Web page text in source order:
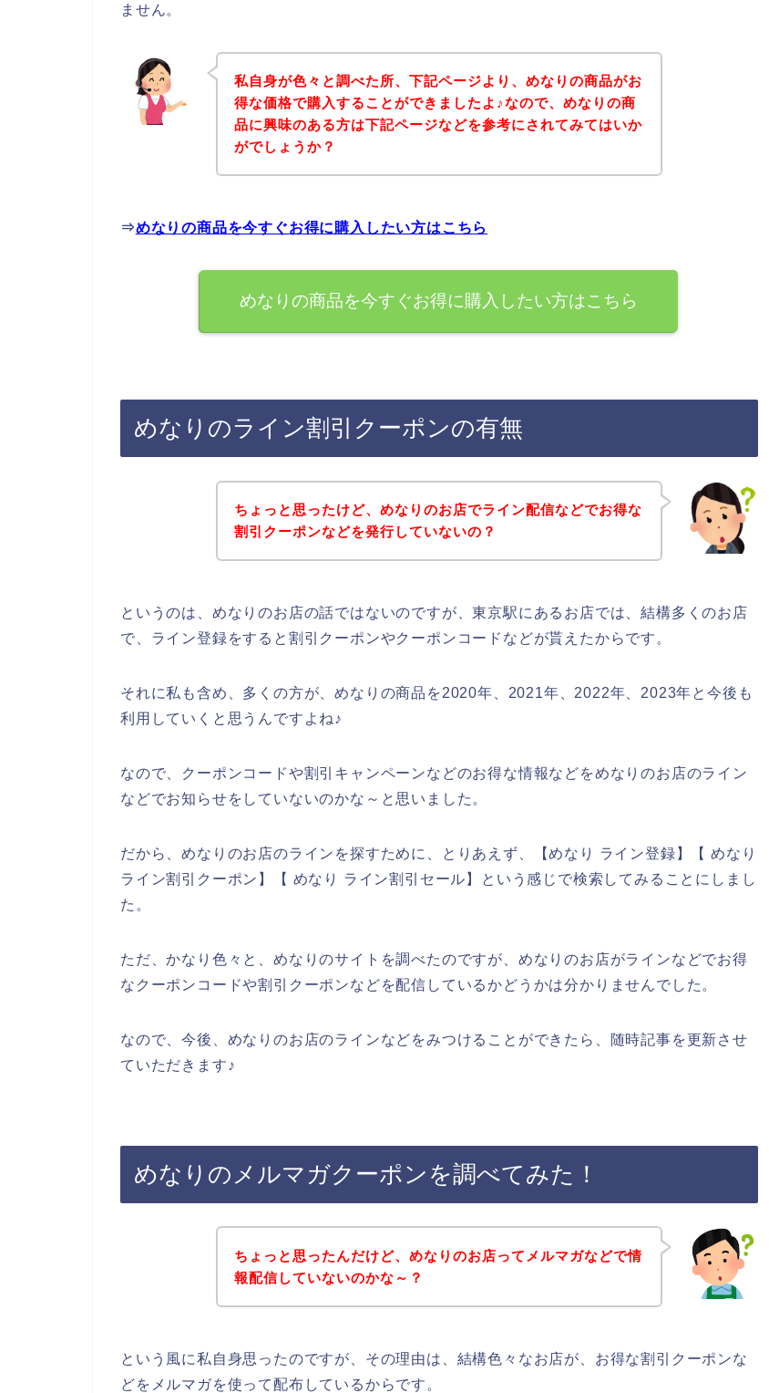
ません。
私自身が色々と調べた所、下記ページより、めなりの商品がお
得な価格で購入することができましたよ♪なので、めなりの商
品に興味のある方は下記ページなどを参考にされてみてはいか
がでしょうか？
⇒めなりの商品を今すぐお得に購入したい方はこちら
めなりの商品を今すぐお得に購入したい方はこちら
めなりのライン割引クーポンの有無
ちょっと思ったけど、めなりのお店でライン配信などでお得な
割引クーポンなどを発行していないの？
というのは、めなりのお店の話ではないのですが、東京駅にあるお店では、結構多くのお店
で、ライン登録をすると割引クーポンやクーポンコードなどが貰えたからです。
それに私も含め、多くの方が、めなりの商品を2020年、2021年、2022年、2023年と今後も
利用していくと思うんですよね♪
なので、クーポンコードや割引キャンペーンなどのお得な情報などをめなりのお店のライン
などでお知らせをしていないのかな～と思いました。
だから、めなりのお店のラインを探すために、とりあえず、【めなり ライン登録】【 めなり
ライン割引クーポン】【 めなり ライン割引セール】という感じで検索してみることにしまし
た。
ただ、かなり色々と、めなりのサイトを調べたのですが、めなりのお店がラインなどでお得
なクーポンコードや割引クーポンなどを配信しているかどうかは分かりませんでした。
なので、今後、めなりのお店のラインなどをみつけることができたら、随時記事を更新させ
ていただきます♪
めなりのメルマガクーポンを調べてみた！
ちょっと思ったんだけど、めなりのお店ってメルマガなどで情
報配信していないのかな～？
という風に私自身思ったのですが、その理由は、結構色々なお店が、お得な割引クーポンな
どをメルマガを使って配布しているからです。